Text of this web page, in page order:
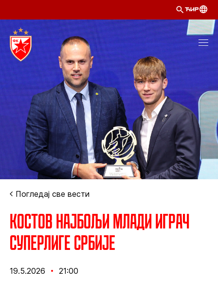
ЋИР
Погледај све вести
Костов најбољи млади играч
Суперлиге Србије
19.5.2026 21:00